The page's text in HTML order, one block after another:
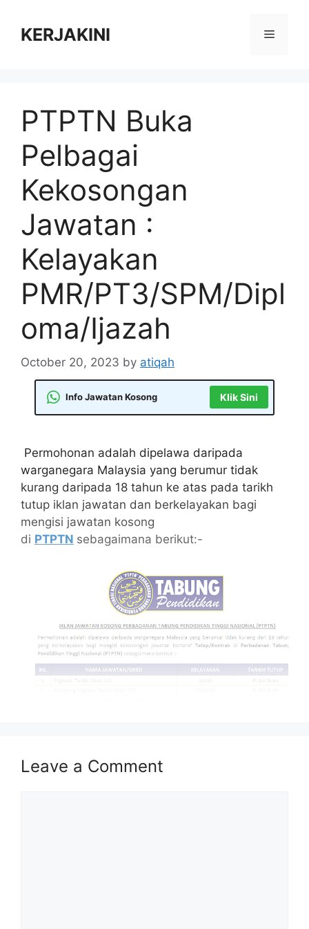
contentKERJAKINI Menu
PTPTN Buka
Pelbagai
Kekosongan
Jawatan :
Kelayakan
PMR/PT3/SPM/Dipl
oma/Ijazah
October 20, 2023 by atiqah
Info Jawatan Kosong Klik Sini
Permohonan adalah dipelawa daripada
warganegara Malaysia yang berumur tidak
kurang daripada 18 tahun ke atas pada tarikh
tutup iklan jawatan dan berkelayakan bagi
mengisi jawatan kosong
di PTPTN sebagaimana berikut:-
Isi Kandungan
Leave a Comment